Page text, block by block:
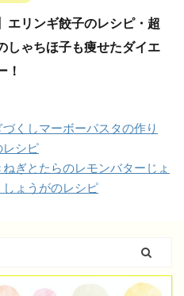
エリンギ餃子のレシピ・超
しゃちほ子も痩せたダイエ
！
づくしマーボーパスタの作り
レシピ
ねぎとたらのレモンバターじょ
ょうがのレシピ